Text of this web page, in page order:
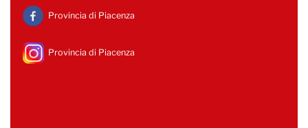
Provincia di Piacenza
Provincia di Piacenza